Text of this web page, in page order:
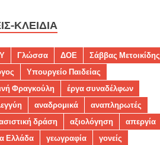
ΚΛΕΙΔΙΆ
Γλώσσα ΔΟΕ
Σάββας Μετοικίδης
Υπουργείο Παιδείας
Φραγκούλη
έργα συναδέλφων
αναδρομικά
αναπληρωτές
δράση
αξιολόγηση
απεργία
Ελλάδα
γεωγραφία
γονείς